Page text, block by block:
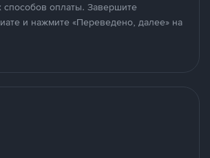
оплаты. Завершите
и нажмите «Переведено, далее» на